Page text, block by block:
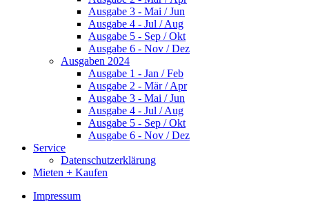
Ausgabe 3 - Mai / Jun
Ausgabe 4 - Jul / Aug
Ausgabe 5 - Sep / Okt
Ausgabe 6 - Nov / Dez
Ausgaben 2024
Ausgabe 1 - Jan / Feb
Ausgabe 2 - Mär / Apr
Ausgabe 3 - Mai / Jun
Ausgabe 4 - Jul / Aug
Ausgabe 5 - Sep / Okt
Ausgabe 6 - Nov / Dez
Service
Datenschutzerklärung
Mieten + Kaufen
Impressum